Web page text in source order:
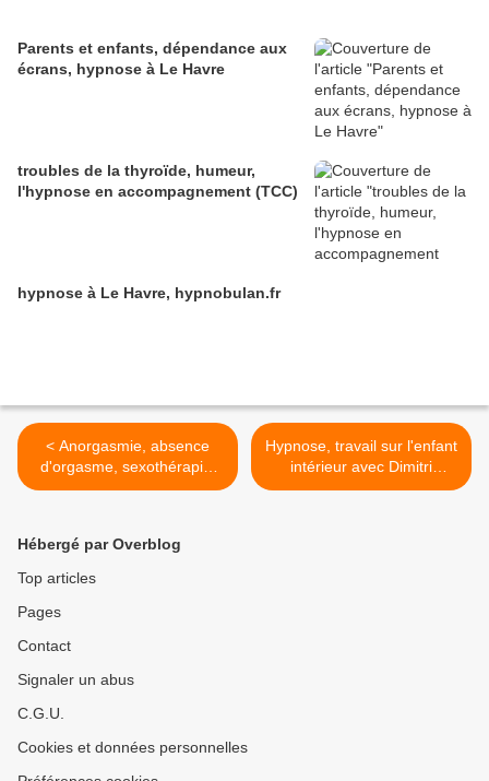
Parents et enfants, dépendance aux
écrans, hypnose à Le Havre
troubles de la thyroïde, humeur,
l'hypnose en accompagnement (TCC)
hypnose à Le Havre, hypnobulan.fr
< Anorgasmie, absence
d'orgasme, sexothérapie,
hypnose
Hypnose, travail sur l'enfant
intérieur avec Dimitri
BULAN >
Hébergé par Overblog
Top articles
Pages
Contact
Signaler un abus
C.G.U.
Cookies et données personnelles